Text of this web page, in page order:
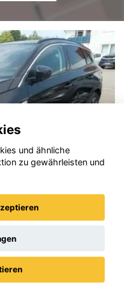
(X)
und ähnliche
zu gewährleisten und